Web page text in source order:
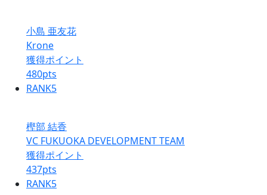
小島 亜友花
Krone
獲得ポイント
480pts
RANK5
樫部 結香
VC FUKUOKA DEVELOPMENT TEAM
獲得ポイント
437pts
RANK5